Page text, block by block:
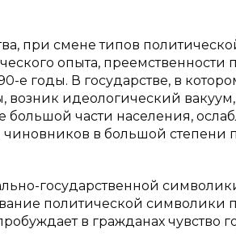
при смене типов
опыта, преемственности
е годы. В государстве, в
возник идеологический
части населения,
чиновников в большой
государственной
политической символики
в гражданах чувство